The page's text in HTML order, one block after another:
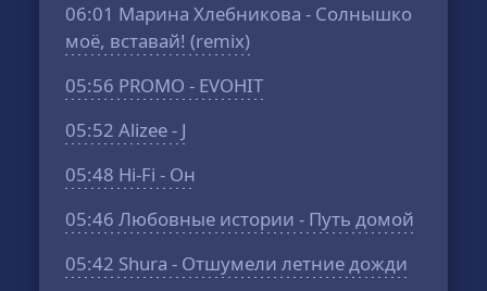
06:01 Марина Хлебникова - Солнышко
моё, вставай! (remix)
05:56 PROMO - EVOHIT
05:52 Alizee - J
05:48 Hi-Fi - Он
05:46 Любовные истории - Путь домой
05:42 Shura - Отшумели летние дожди